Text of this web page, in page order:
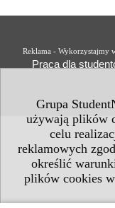
Grupa
używają plików
celu
reklamowych
określić
plików cookies
Reklama - Wykorzystajmy
Praca dla